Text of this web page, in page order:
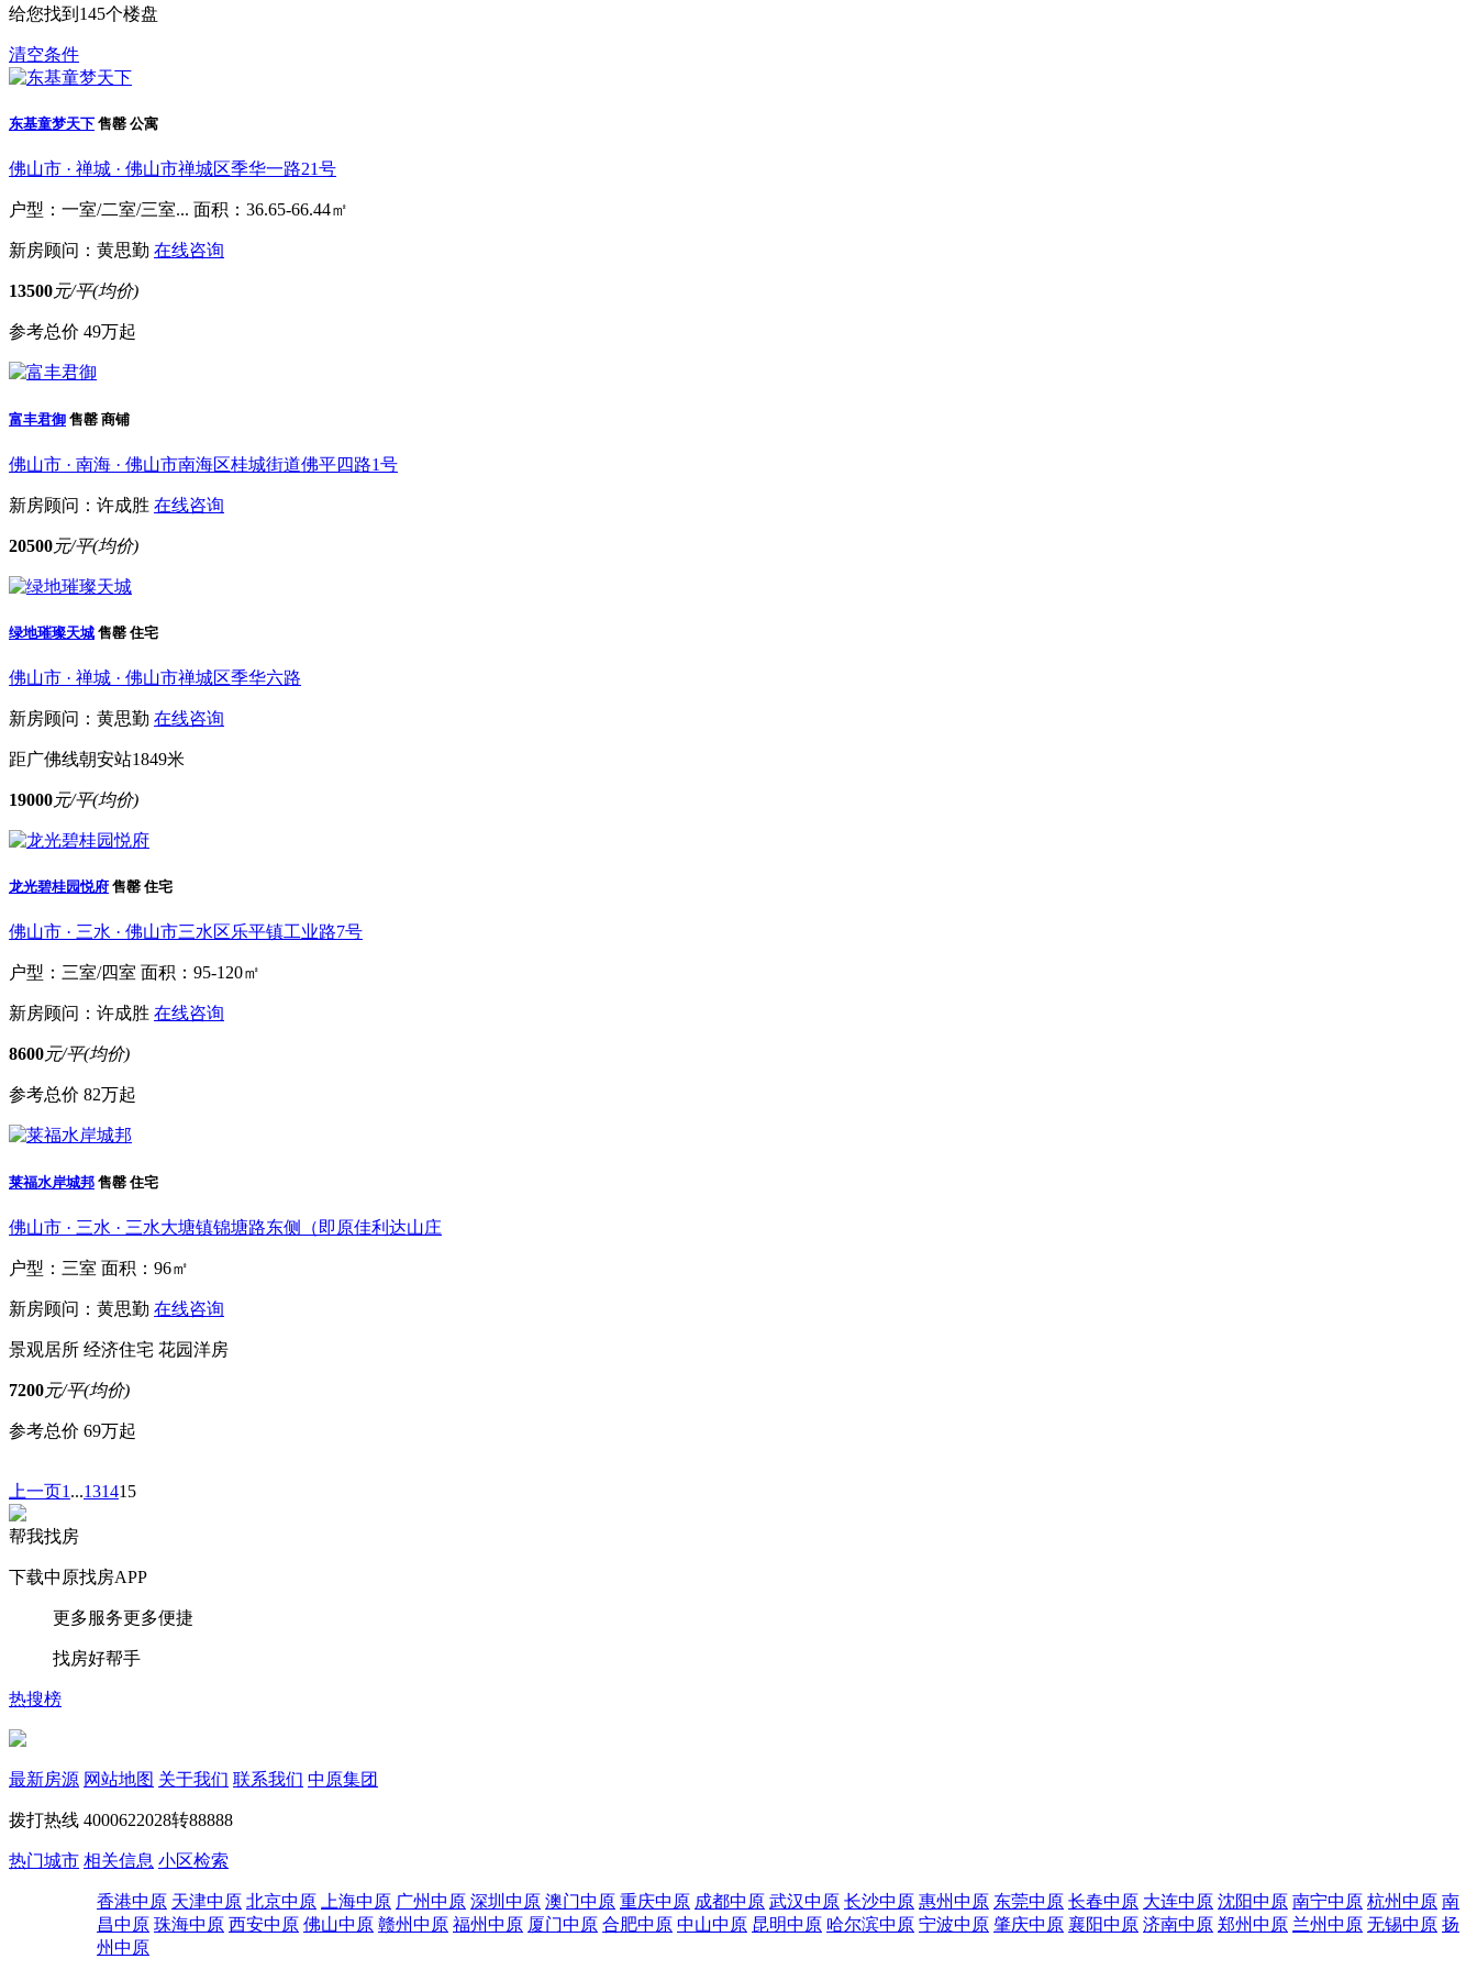
给您找到 145个楼盘
清空条件
东基童梦天下 售罄 公寓
佛山市 · 禅城 · 佛山市禅城区季华一路21号
户型：一室/二室/三室... 面积：36.65-66.44㎡
新房顾问：黄思勤 在线咨询
13500元/平(均价)
参考总价 49万起
富丰君御 售罄 商铺
佛山市 · 南海 · 佛山市南海区桂城街道佛平四路1号
新房顾问：许成胜 在线咨询
20500元/平(均价)
绿地璀璨天城 售罄 住宅
佛山市 · 禅城 · 佛山市禅城区季华六路
新房顾问：黄思勤 在线咨询
距广佛线朝安站1849米
19000元/平(均价)
龙光碧桂园悦府 售罄 住宅
佛山市 · 三水 · 佛山市三水区乐平镇工业路7号
户型：三室/四室 面积：95-120㎡
新房顾问：许成胜 在线咨询
8600元/平(均价)
参考总价 82万起
莱福水岸城邦 售罄 住宅
佛山市 · 三水 · 三水大塘镇锦塘路东侧（即原佳利达山庄
户型：三室 面积：96㎡
新房顾问：黄思勤 在线咨询
景观居所 经济住宅 花园洋房
7200元/平(均价)
参考总价 69万起
上一页1 ...131415
帮我找房
下载中原找房APP
更多服务更多便捷
找房好帮手
热搜榜
最新房源 网站地图 关于我们 联系我们 中原集团
拨打热线 4000622028转88888
热门城市 相关信息 小区检索
香港中原 天津中原 北京中原 上海中原 广州中原 深圳中原 澳门中原 重庆中原 成都中原 武汉中原 长沙中原 惠州中原 东莞中原 长春中原 大连中原 沈阳中原 南宁中原 杭州中原 南
昌中原 珠海中原 西安中原 佛山中原 赣州中原 福州中原 厦门中原 合肥中原 中山中原 昆明中原 哈尔滨中原 宁波中原 肇庆中原 襄阳中原 济南中原 郑州中原 兰州中原 无锡中原 扬
州中原